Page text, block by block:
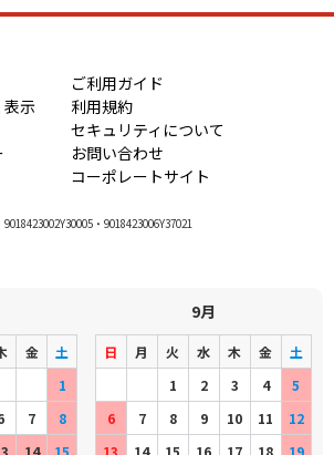
ご利用ガイド
表示
利用規約
セキュリティについて
お問い合わせ
コーポレートサイト
・9018423006Y37021
金
土
1
7
8
14 15
9月
日 月 火 水 木 金
土
1
2 3 4
5
6
7 8 9 10 11
12
13
14 15 16 17 18 19